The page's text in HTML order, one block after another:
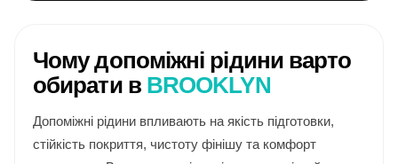
Чому допоміжні рідини варто
обирати в BROOKLYN
Допоміжні рідини впливають на якість підготовки,
стійкість покриття, чистоту фінішу та комфорт